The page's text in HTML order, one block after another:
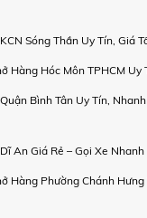
Sóng Thần Uy Tín, Giá
Hàng Hóc Môn TPHCM Uy
Bình Tân Uy Tín,
An Giá Rẻ – Gọi Xe Nhanh
Hàng Phường Chánh